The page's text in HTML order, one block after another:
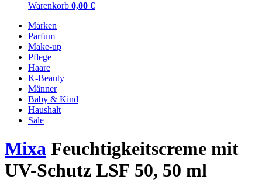
Warenkorb 0,00 €
Marken
Parfum
Make-up
Pflege
Haare
K-Beauty
Männer
Baby & Kind
Haushalt
Sale
Mixa Feuchtigkeitscreme mit
UV-Schutz LSF 50, 50 ml